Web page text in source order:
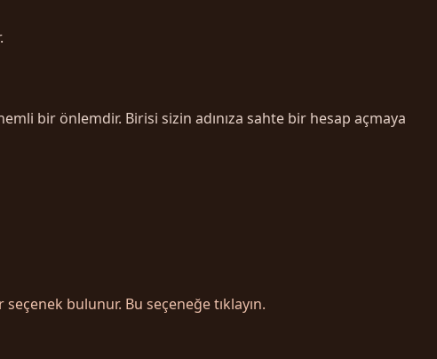
bir önlemdir. Birisi sizin adınıza sahte bir hesap açmaya
bulunur. Bu seçeneğe tıklayın.